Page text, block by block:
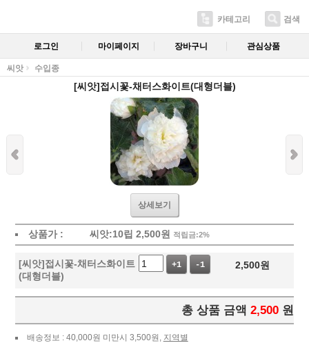
카테고리 검색
로그인 마이페이지 장바구니 관심상품
씨앗 수입종
[씨앗]접시꽃-채터스화이트(대형더블)
상세보기
상품가 : 씨앗:10립 2,500원 적립금:2%
[씨앗]접시꽃-채터스화이트
(대형더블)
+1 -1 2,500원
총 상품 금액 2,500 원
배송정보 : 40,000원 미만시 3,500원, 지역별